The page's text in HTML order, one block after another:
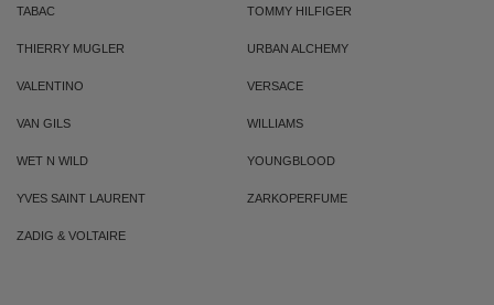
TABAC TOMMY HILFIGER
THIERRY MUGLER URBAN ALCHEMY
VALENTINO VERSACE
VAN GILS WILLIAMS
WET N WILD YOUNGBLOOD
YVES SAINT LAURENT ZARKOPERFUME
ZADIG & VOLTAIRE